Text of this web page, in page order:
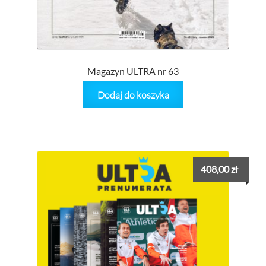
Magazyn ULTRA nr 63
Dodaj do koszyka
408,00zł